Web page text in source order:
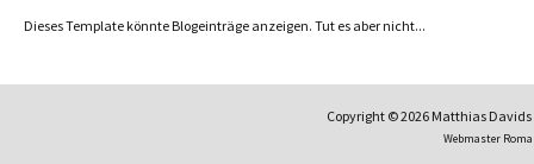
Dieses Template könnte Blogeinträge anzeigen. Tut es aber nicht...
Copyright © 2026 Matthias
Webmaster